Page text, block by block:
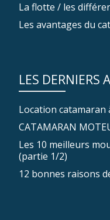
La flotte / les
Les avantages du
LES DERNIERS
Location catamaran
CATAMARAN
Les 10 meilleurs
(partie 1/2)
12 bonnes raisons